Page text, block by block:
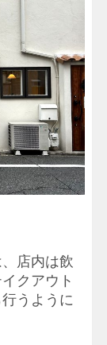
店内は飲
クアウト
うように